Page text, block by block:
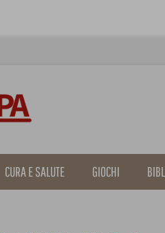
CURA E SALUTE GIOCHI